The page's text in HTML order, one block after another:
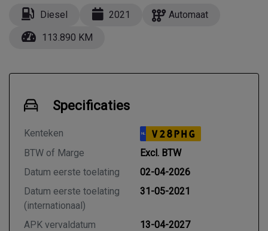
Diesel 2021
Automaat
113.890 KM
Specificaties
Kenteken NL V28PHG
BTW of Marge
Excl. BTW
Datum eerste toelating
02-04-2026
Datum eerste toelating
(internationaal)
31-05-2021
APK vervaldatum
13-04-2027